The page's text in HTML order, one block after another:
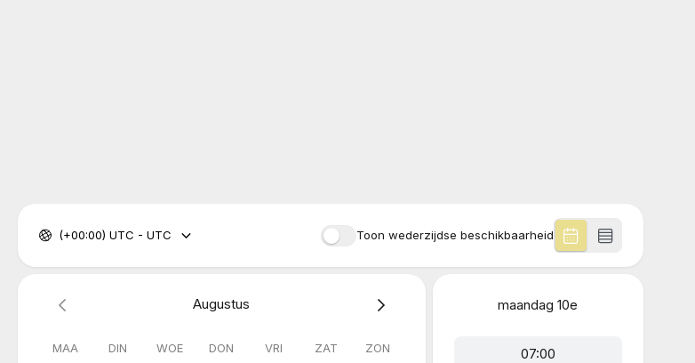
Toon wederzijdse beschikbaarheid
(+00:00) UTC - UTC
Augustus
MAA DIN WOE DON VRI ZAT ZON
maandag 10e
07:00